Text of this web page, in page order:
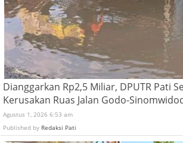
Dianggarkan Rp2,5 Miliar, DPUTR Pati
Kerusakan Ruas Jalan Godo-
Agustus 1, 2026 6:53 am
Published by Redaksi Pati